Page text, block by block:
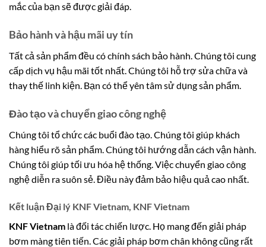
mắc của bạn sẽ được giải đáp.
Bảo hành và hậu mãi uy tín
Tất cả sản phẩm đều có chính sách bảo hành. Chúng tôi cung
cấp dịch vụ hậu mãi tốt nhất. Chúng tôi hỗ trợ sửa chữa và
thay thế linh kiện. Bạn có thể yên tâm sử dụng sản phẩm.
Đào tạo và chuyển giao công nghệ
Chúng tôi tổ chức các buổi đào tạo. Chúng tôi giúp khách
hàng hiểu rõ sản phẩm. Chúng tôi hướng dẫn cách vận hành.
Chúng tôi giúp tối ưu hóa hệ thống. Việc chuyển giao công
nghệ diễn ra suôn sẻ. Điều này đảm bảo hiệu quả cao nhất.
Kết luận Đại lý KNF Vietnam, KNF Vietnam
KNF Vietnam là đối tác chiến lược. Họ mang đến giải pháp
bơm màng tiên tiến. Các giải pháp bơm chân không cũng rất